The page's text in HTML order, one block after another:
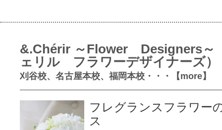
&.Chérir ～Flower Designers
ェリル フラワーデザイナーズ）
刈谷校、名古屋本校、福岡本校・・・【more】
フレグランスフラワー
ス